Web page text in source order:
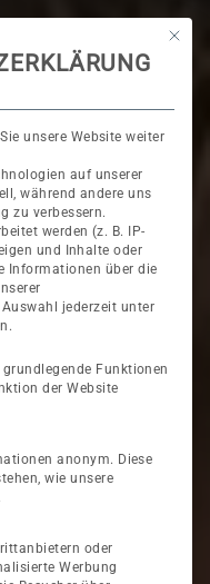
Mit
unsere Website weiter
auf unserer
während andere uns
zu verbessern.
werden (z. B. IP-
und Inhalte oder
Informationen über die
jederzeit unter
Gruppen, für
Funktionen
der Website
anonym. Diese
wie unsere
oder
Werbung